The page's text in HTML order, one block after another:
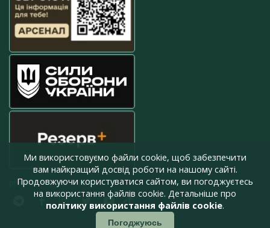
press@armyinform.com.ua
Ми використовуємо файли cookie, щоб забезпечити
вам найкращий досвід роботи на нашому сайті.
Продовжуючи користуватися сайтом, ви погоджуєтесь
на використання файлів cookie. Детальніше про
політику використання файлів cookie.
Погоджуюсь